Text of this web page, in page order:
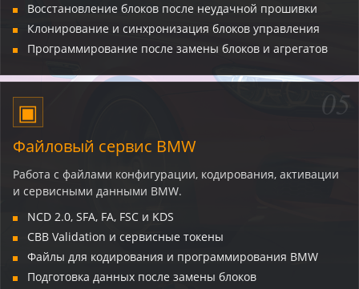
Восстановление блоков после неудачной прошивки
Клонирование и синхронизация блоков управления
Программирование после замены блоков и агрегатов
05
▣
Файловый сервис BMW
Работа с файлами конфигурации, кодирования, активации
и сервисными данными BMW.
NCD 2.0, SFA, FA, FSC и KDS
CBB Validation и сервисные токены
Файлы для кодирования и программирования BMW
Подготовка данных после замены блоков